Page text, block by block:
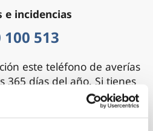
e incidencias
100 513
este teléfono de averías
365 días del año. Si tienes
equipo de atención
sobre el tipo de avería, su